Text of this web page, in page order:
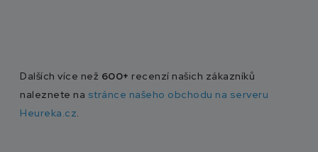
Dalších více než 600+ recenzí našich zákazníků
naleznete na stránce našeho obchodu na serveru
Heureka.cz.